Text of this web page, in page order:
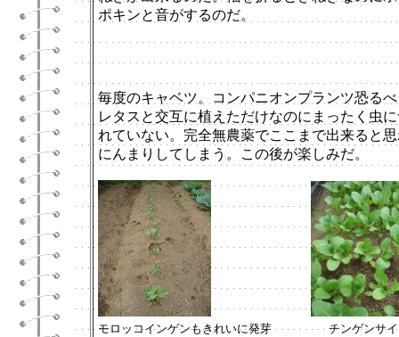
ポキンと音がするのだ。
毎度のキャベツ。コンパニオンプランツ恐る
レタスと交互に植えただけなのにまったく虫
れていない。完全無農薬でここまで出来ると
にんまりしてしまう。この後が楽しみだ。
モロッコインゲンもきれいに発芽
チンゲンサ